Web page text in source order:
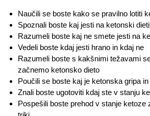
Naučili se boste kako se pravilno lotiti
Spoznali boste kaj jesti na ketonski dieti
Razumeli boste kaj ne smete jesti na
Vedeli boste kdaj jesti hrano in kdaj ne
Razumeli boste s kakšnimi težavami
začnemo ketonsko dieto
Poučili se boste kaj je ketonska gripa
Znali boste ugotoviti kdaj ste v stanju
Pospešili boste prehod v stanje ketoze